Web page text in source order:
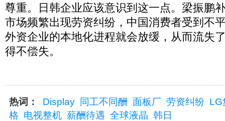
尊重。日韩企业应该意识到这一点。梁振鹏
市场频繁出现劳资纠纷，中国消费者受到不
外资企业的本地化进程就会放缓，从而流失
得不偿失。
热词： Display 同工不同酬 面板厂 劳资纠纷 LG
格 电视整机 薪酬待遇 全球液晶 韩日